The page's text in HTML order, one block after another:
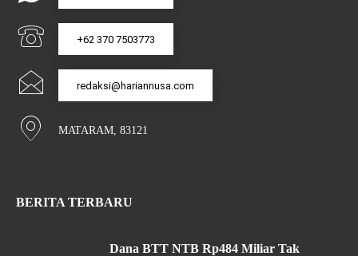
+62 370 7503773
redaksi@hariannusa.com
MATARAM, 83121
BERITA TERBARU
Dana BTT NTB Rp484 Miliar Tak